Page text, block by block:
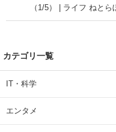
（1/5） | ライフ ねとら
カテゴリ一覧
IT・科学
エンタメ